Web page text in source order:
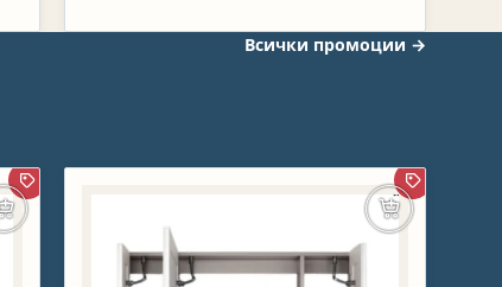
Всички промоции →
ПРОМОЦИЯ
Добавяне в количката
ПРОМОЦИЯ
Добавяне в